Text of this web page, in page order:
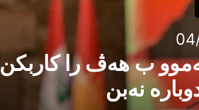
ب هەڤ را کاربکن
نەبن